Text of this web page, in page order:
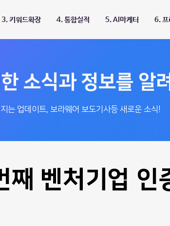
3. 키워드확장 4. 통합실적 5. AI마케터 6. 프
소식과 정보를 알
는 업데이트, 보라웨어 보도기사등 새로운 소식!
째 벤처기업 인